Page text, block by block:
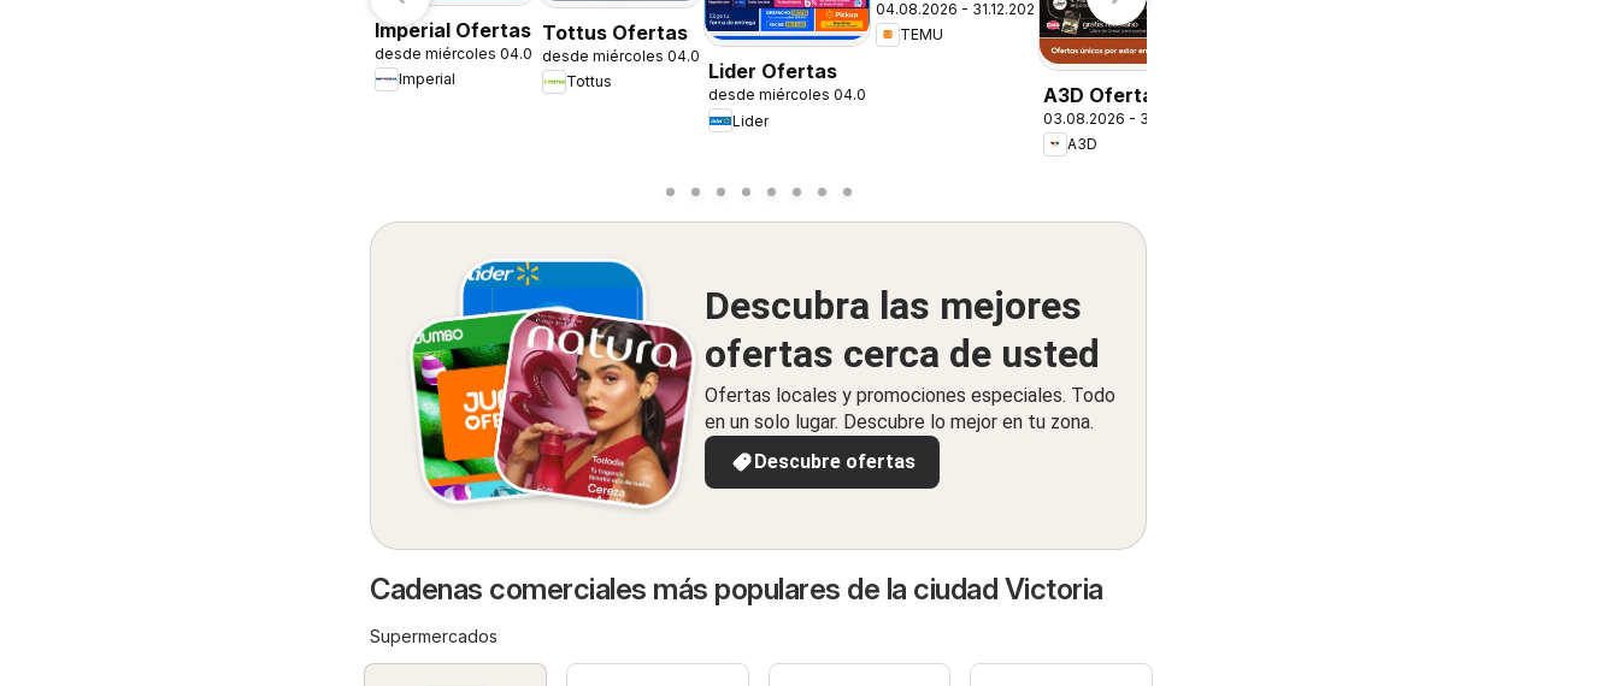
Imperial Ofertas
desde miércoles 04.08.2026
Imperial
Tottus Ofertas
desde miércoles 04.08.2026
Tottus
Lider Ofertas
desde miércoles 04.08.2026
Lider
– Chile
04.08.2026 - 31.12.2026
TEMU
A3D Ofertas
03.08.2026 - 31.08.2026
A3D
Descubra las mejores
ofertas cerca de usted
Ofertas locales y promociones especiales. Todo
en un solo lugar. Descubre lo mejor en tu zona.
Descubre ofertas
Cadenas comerciales más populares de la ciudad Victoria
Supermercados